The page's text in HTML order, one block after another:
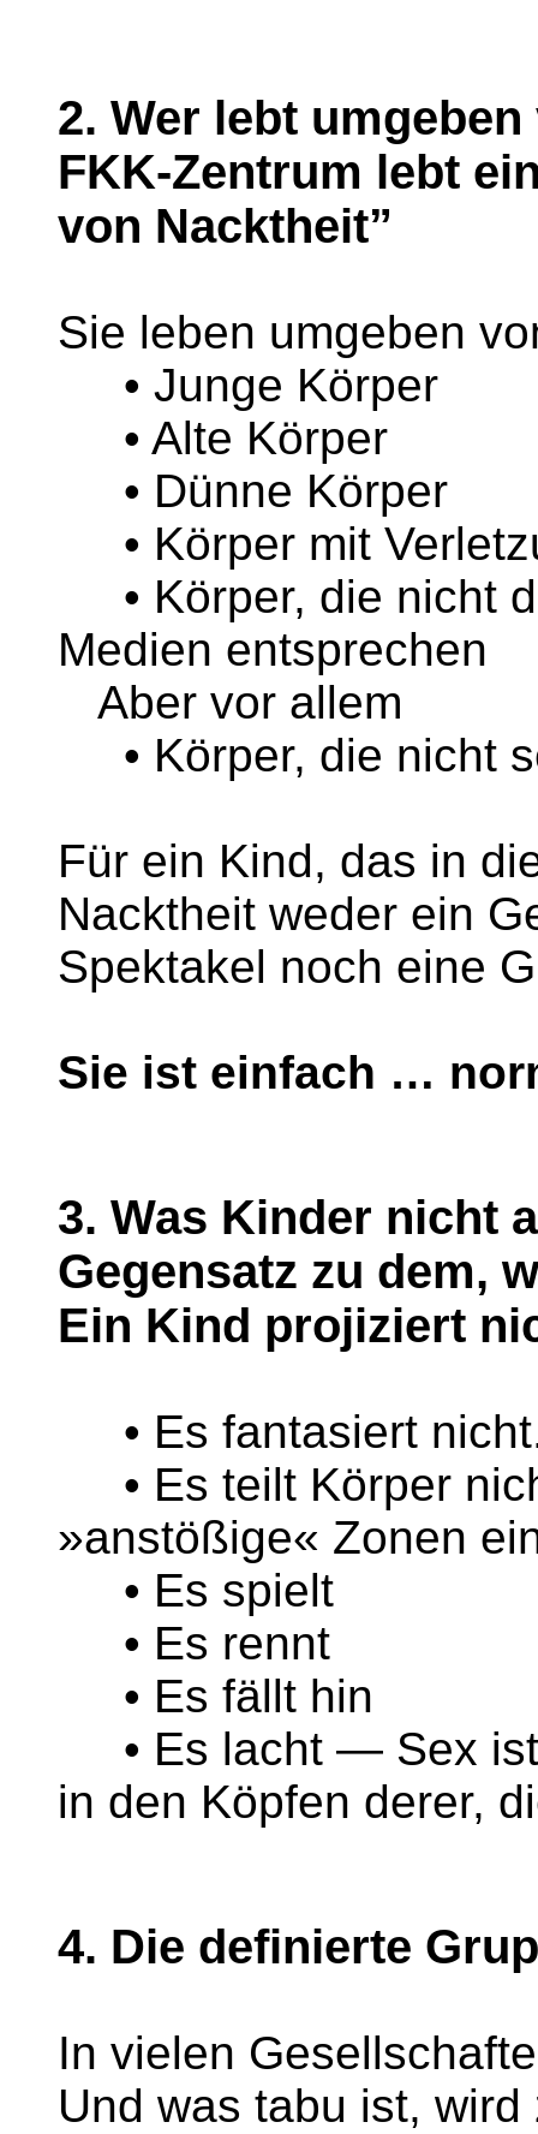
2. Wer lebt
FKK-Zentrum lebt
von Nacktheit”
Sie leben umgeben
• Junge Körper
• Alte Körper
• Dünne Körper
• Körper mit
• Körper, die nicht
Medien entsprechen
Aber vor allem
• Körper, die nicht
Für ein Kind, das in
Nacktheit weder ein
Spektakel noch eine
Sie ist einfach …
3. Was Kinder nicht
Gegensatz zu dem,
Ein Kind projiziert
• Es fantasiert
• Es teilt Körper
»anstößige« Zonen
• Es spielt
• Es rennt
• Es fällt hin
• Es lacht — Sex ist
in den Köpfen derer,
4. Die definierte
In vielen
Und was tabu ist,